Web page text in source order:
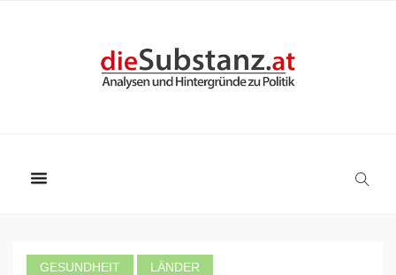
GESUNDHEIT LÄNDER